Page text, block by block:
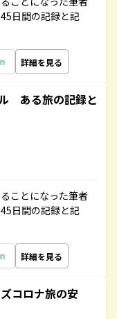
日間の記録と記
詳細を見る
ある旅の記録と
ことになった筆者
日間の記録と記
詳細を見る
コロナ旅の安